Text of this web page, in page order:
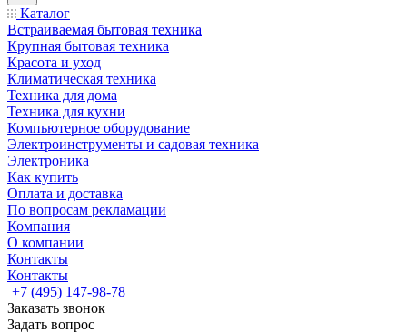
Каталог
Встраиваемая бытовая техника
Крупная бытовая техника
Красота и уход
Климатическая техника
Техника для дома
Техника для кухни
Компьютерное оборудование
Электроинструменты и садовая техника
Электроника
Как купить
Оплата и доставка
По вопросам рекламации
Компания
О компании
Контакты
Контакты
+7 (495) 147-98-78
Заказать звонок
Задать вопрос